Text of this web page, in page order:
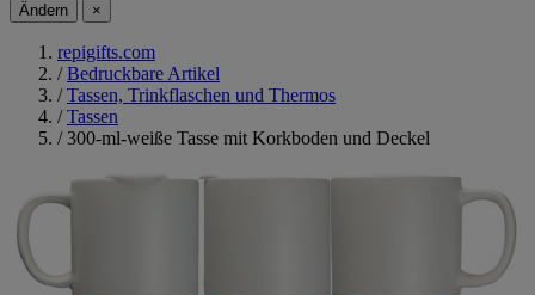
Ändern ×
repigifts.com
/ Bedruckbare Artikel
/ Tassen, Trinkflaschen und Thermos
/ Tassen
/ 300-ml-weiße Tasse mit Korkboden und Deckel